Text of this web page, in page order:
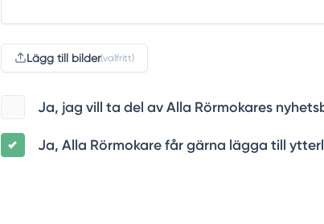
Lägg till bilder(valfritt)
Ja, jag vill ta del av Alla Rörmokares
Ja, Alla Rörmokare får gärna lägga till